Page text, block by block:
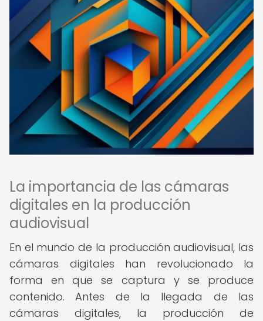
La importancia de las cámaras
digitales en la producción
audiovisual
En el mundo de la producción audiovisual, las
cámaras digitales han revolucionado la
forma en que se captura y se produce
contenido. Antes de la llegada de las
cámaras digitales, la producción de